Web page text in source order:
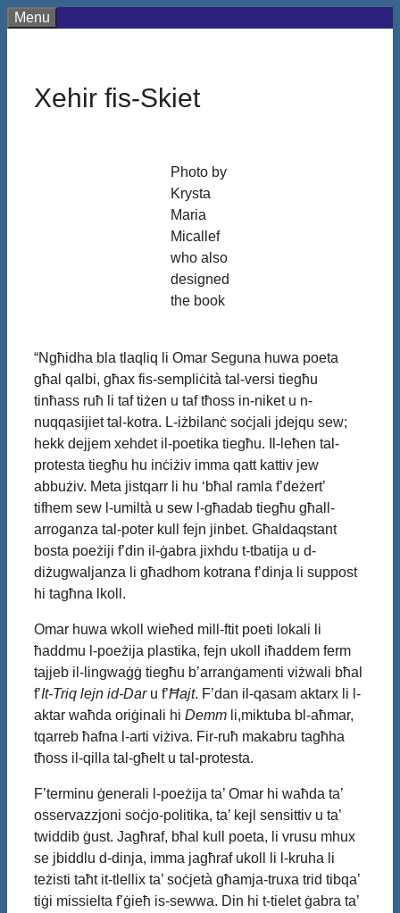
Menu
Xehir fis-Skiet
Photo by
Krysta
Maria
Micallef
who also
designed
the book
“Ngħidha bla tlaqliq li Omar Seguna huwa poeta
għal qalbi, għax fis-sempliċità tal-versi tiegħu
tinħass ruħ li taf tiżen u taf tħoss in-niket u n-
nuqqasijiet tal-kotra. L-iżbilanċ soċjali jdejqu sew;
hekk dejjem xehdet il-poetika tiegħu. Il-leħen tal-
protesta tiegħu hu inċiżiv imma qatt kattiv jew
abbużiv. Meta jistqarr li hu ‘bħal ramla f’deżert’
tifhem sew l-umiltà u sew l-għadab tiegħu għall-
arroganza tal-poter kull fejn jinbet. Għaldaqstant
bosta poeżiji f’din il-ġabra jixhdu t-tbatija u d-
diżugwaljanza li għadhom kotrana f’dinja li suppost
hi tagħna lkoll.
Omar huwa wkoll wieħed mill-ftit poeti lokali li
ħaddmu l-poeżija plastika, fejn ukoll iħaddem ferm
tajjeb il-lingwaġġ tiegħu b’arranġamenti viżwali bħal
f’It-Triq lejn id-Dar u f’Ħajt. F’dan il-qasam aktarx li l-
aktar waħda oriġinali hi Demm li,miktuba bl-aħmar,
tqarreb ħafna l-arti viżiva. Fir-ruħ makabru tagħha
tħoss il-qilla tal-għelt u tal-protesta.
F’terminu ġenerali l-poeżija ta’ Omar hi waħda ta’
osservazzjoni soċjo‑politika, ta’ kejl sensittiv u ta’
twiddib ġust. Jagħraf, bħal kull poeta, li vrusu mhux
se jbiddlu d-dinja, imma jagħraf ukoll li l-kruha li
teżisti taħt it-tlellix ta’ soċjetà għamja-truxa trid tibqa’
tiġi missielta f’ġieħ is-sewwa. Din hi t-tielet ġabra ta’